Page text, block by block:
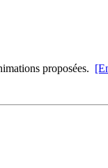
proposées.